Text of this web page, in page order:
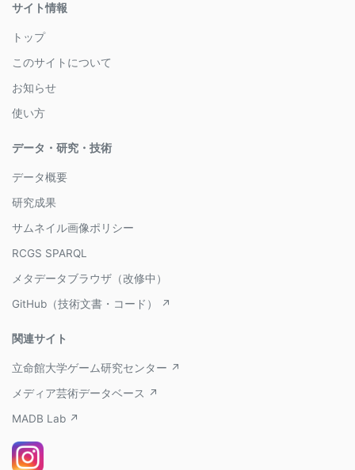
サイト情報
トップ
このサイトについて
お知らせ
使い方
データ・研究・技術
データ概要
研究成果
サムネイル画像ポリシー
RCGS SPARQL
メタデータブラウザ（改修中）
GitHub（技術文書・コード） ↗
関連サイト
立命館大学ゲーム研究センター ↗
メディア芸術データベース ↗
MADB Lab ↗